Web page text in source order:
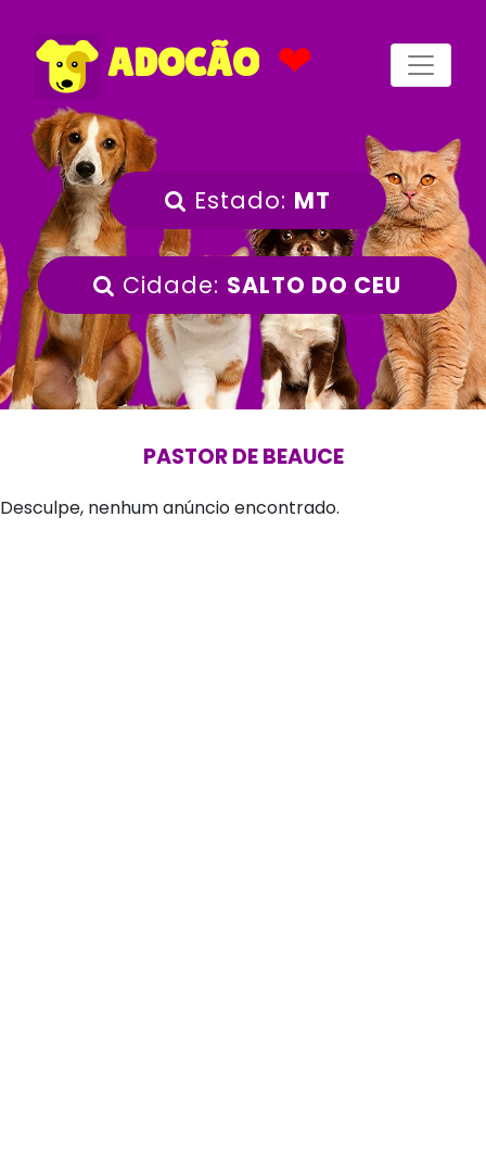
ADOCÃO ❤
Estado: MT
Cidade: SALTO DO CEU
PASTOR DE BEAUCE
Desculpe, nenhum anúncio encontrado.